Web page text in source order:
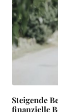
Steigende
finanzielle